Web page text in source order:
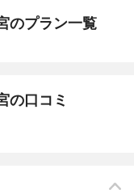
のプラン一覧
の口コミ